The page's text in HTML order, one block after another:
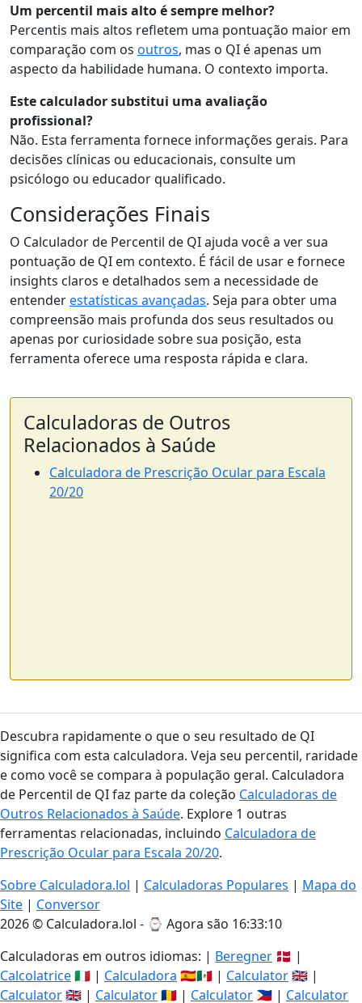
Um percentil mais alto é sempre melhor?
Percentis mais altos refletem uma pontuação maior em
comparação com os outros, mas o QI é apenas um
aspecto da habilidade humana. O contexto importa.
Este calculador substitui uma avaliação
profissional?
Não. Esta ferramenta fornece informações gerais. Para
decisões clínicas ou educacionais, consulte um
psicólogo ou educador qualificado.
Considerações Finais
O Calculador de Percentil de QI ajuda você a ver sua
pontuação de QI em contexto. É fácil de usar e fornece
insights claros e detalhados sem a necessidade de
entenderestatísticas avançadas. Seja para obter uma
compreensão mais profunda dos seus resultados ou
apenas por curiosidade sobre sua posição, esta
ferramenta oferece uma resposta rápida e clara.
Calculadoras de Outros
Relacionados à Saúde
Calculadora de Prescrição Ocular para Escala
20/20
Descubra rapidamente o que o seu resultado de QI
significa com esta calculadora. Veja seu percentil, raridade
e como você se compara à população geral. Calculadora
de Percentil de QI faz parte da coleção Calculadoras de
Outros Relacionados à Saúde. Explore 1 outras
ferramentas relacionadas, incluindo Calculadora de
Prescrição Ocular para Escala 20/20.
Sobre Calculadora.lol | Calculadoras Populares | Mapa do
Site | Conversor
2026 © Calculadora.lol - ⌚ Agora são 16:33:11
Calculadoras em outros idiomas: | Beregner 🇩🇰 |
Calcolatrice🇮🇹 | Calculadora 🇪🇸🇲🇽 | Calculator🇬🇧 |
Calculator🇬🇧 | Calculator🇷🇴 | Calculator 🇵🇭 | Calculator